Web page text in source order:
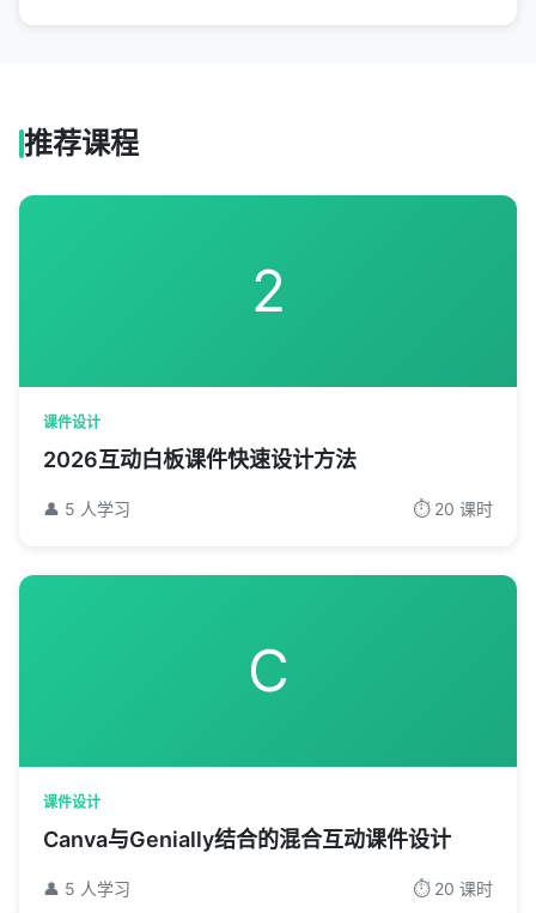
推荐课程
2
课件设计
2026互动白板课件快速设计方法
👤 5 人学习 ⏱️ 20 课时
C
课件设计
Canva与Genially结合的混合互动课件设计
👤 5 人学习 ⏱️ 20 课时